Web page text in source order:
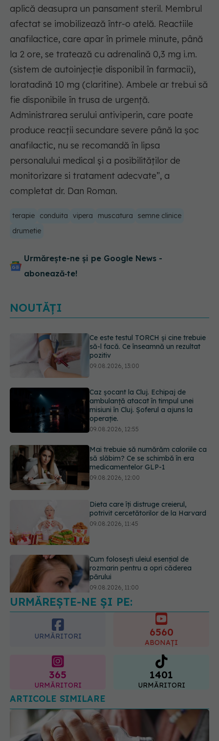
aplică deasupra un pansament steril. Membrul
afectat se imobilizează într-o atelă. Reactiile
anafilactice, care apar în primele minute, până
la 2 ore, se tratează cu adrenalină 0,3 mg i.m.
(sistem de autoinjecție disponibil în farmacii),
loratadină 10 mg (claritine). Ambele ar trebui să
fie disponibile în trusa de urgență.
Administrarea serului antiviperin, care poate
produce reacții secundare severe până la șoc
anafilactic, nu se recomandă în lipsa
personalului medical și a posibilităților de
monitorizare si tratament adecvate”, a
completat dr. Dan Roman.
terapie conduita vipera muscatura
semne clinice
drumetie
Urmărește-ne și pe Google News -
abonează‑te!
NOUTĂȚI
Caz șocant la Cluj. Echipaj de
ambulanță atacat în timpul unei
misiuni în Cluj. Șoferul a ajuns la
operație.
Mai trebuie să numărăm caloriile ca
să slăbim? Ce se schimbă în era
medicamentelor GLP-1
09.08.2026, 12:00
Dieta care îți distruge creierul,
potrivit cercetătorilor de la Harvard
09.08.2026, 11:45
Cum folosești uleiul esențial de
rozmarin pentru a opri căderea
părului
Ce este testul TORCH și cine trebuie
să-l facă. Ce înseamnă un rezultat
pozitiv
09.08.2026, 13:00
URMĂREȘTE-NE ȘI PE:
URMĂRITORI
365 1401
URMĂRITORI
ARTICOLE SIMILARE